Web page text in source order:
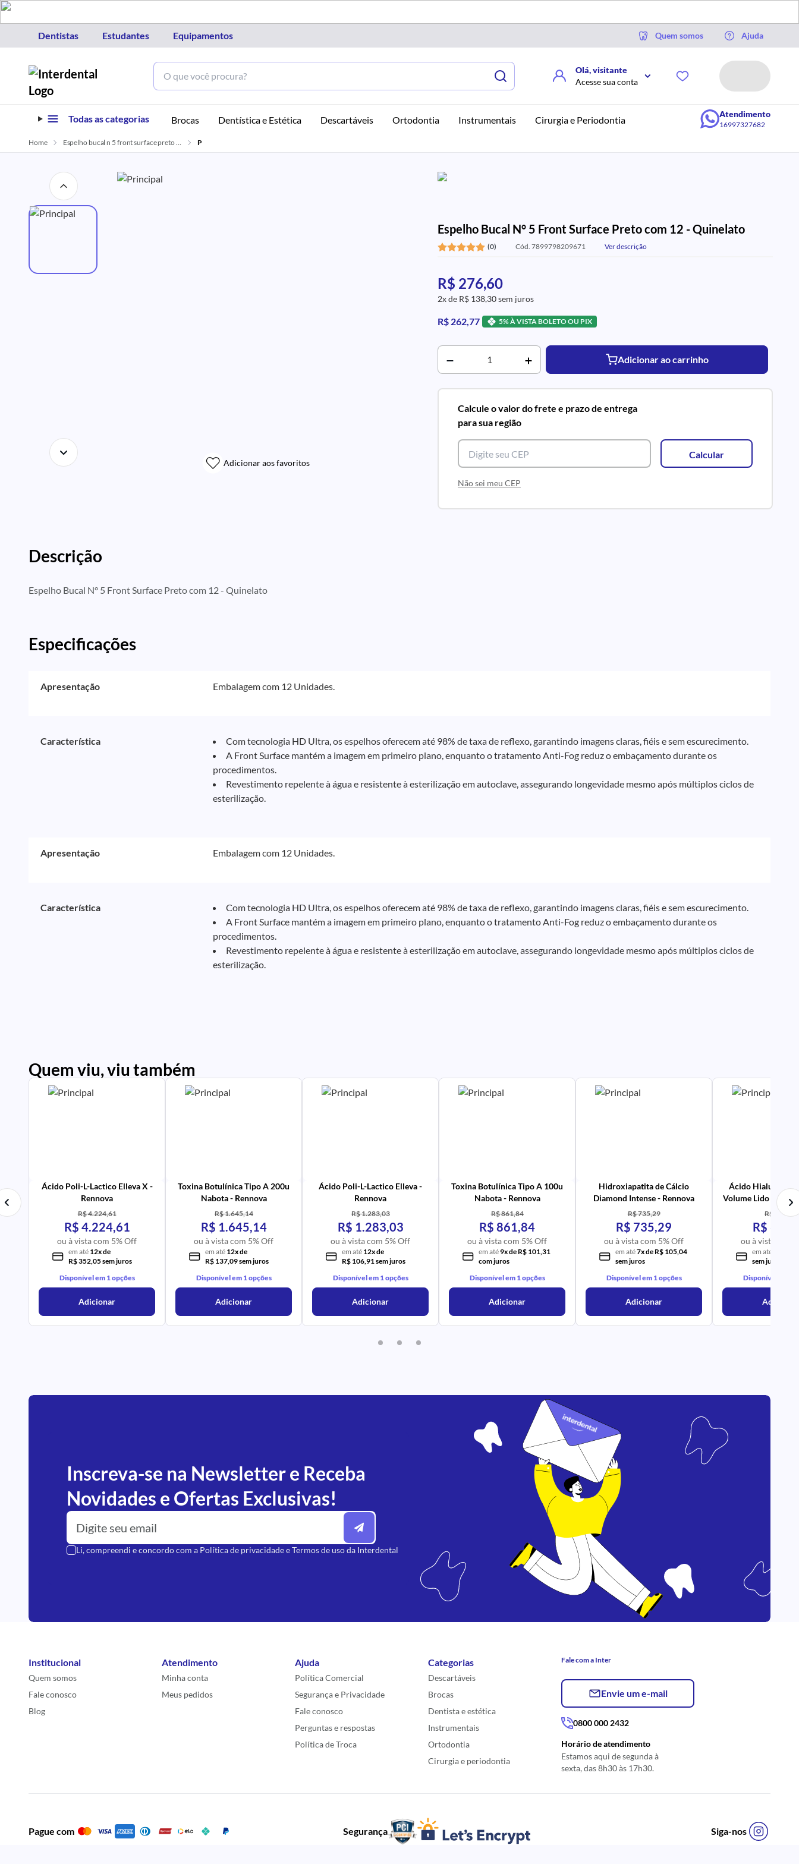
Dentistas Estudantes Equipamentos Quem somos Ajuda
Olá, visitante
Acesse sua conta
Todas as categorias Brocas Dentística e Estética Descartáveis Ortodontia Instrumentais Cirurgia e Periodontia
Atendimento
16997327682
Home
Espelho bucal n 5 front surface preto com 12 quinelato P
Adicionar aos favoritos
Espelho Bucal N° 5 Front Surface Preto com 12 - Quinelato
(0) Cód. 7899798209671 Ver descrição
R$ 276,60
2x de R$ 138,30 sem juros
R$ 262,77 5% À VISTA BOLETO OU PIX
Adicionar ao carrinho
Calcule o valor do frete e prazo de entrega
para sua região
Calcular
Não sei meu CEP
Descrição
Espelho Bucal N° 5 Front Surface Preto com 12 - Quinelato
Especificações
Apresentação Embalagem com 12 Unidades.
Característica
Com tecnologia HD Ultra, os espelhos oferecem até 98% de taxa de reflexo, garantindo imagens claras, fiéis e sem escurecimento.
A Front Surface mantém a imagem em primeiro plano, enquanto o tratamento Anti-Fog reduz o embaçamento durante os
procedimentos.
Revestimento repelente à água e resistente à esterilização em autoclave, assegurando longevidade mesmo após múltiplos ciclos de
esterilização.
Apresentação Embalagem com 12 Unidades.
Característica
Com tecnologia HD Ultra, os espelhos oferecem até 98% de taxa de reflexo, garantindo imagens claras, fiéis e sem escurecimento.
A Front Surface mantém a imagem em primeiro plano, enquanto o tratamento Anti-Fog reduz o embaçamento durante os
procedimentos.
Revestimento repelente à água e resistente à esterilização em autoclave, assegurando longevidade mesmo após múltiplos ciclos de
esterilização.
Quem viu, viu também
Ácido Poli-L-Lactico Elleva X -
Rennova
R$ 4.224,61
R$ 4.224,61
ou à vista com 5% Off
em até 12x de
R$ 352,05 sem juros
Disponível em 1 opções
Adicionar
Toxina Botulínica Tipo A 200u
Nabota - Rennova
R$ 1.645,14
R$ 1.645,14
ou à vista com 5% Off
em até 12x de
R$ 137,09 sem juros
Disponível em 1 opções
Adicionar
Ácido Poli-L-Lactico Elleva -
Rennova
R$ 1.283,03
R$ 1.283,03
ou à vista com 5% Off
em até 12x de
R$ 106,91 sem juros
Disponível em 1 opções
Adicionar
Toxina Botulínica Tipo A 100u
Nabota - Rennova
R$ 861,84
R$ 861,84
ou à vista com 5% Off
em até9x de R$ 101,31
com juros
Disponível em 1 opções
Adicionar
Hidroxiapatita de Cálcio
Diamond Intense - Rennova
R$ 735,29
R$ 735,29
ou à vista com 5% Off
em até7x de R$ 105,04
sem juros
Disponível em 1 opções
Adicionar
Ácido
Volume Lido com 1
- Rennova
R$ 622,40
R$
ou à vista com
em até
sem juros
Disponível em 1
Adicionar
Inscreva-se na Newsletter e Receba
Novidades e Ofertas Exclusivas!
Li, compreendi e concordo com a Política de privacidadeeTermos de usoda Interdental
Institucional
Quem somos
Fale conosco
Blog
Atendimento
Minha conta
Meus pedidos
Ajuda
Política Comercial
Segurança e Privacidade
Fale conosco
Perguntas e respostas
Política de Troca
Categorias
Descartáveis
Brocas
Dentista e estética
Instrumentais
Ortodontia
Cirurgia e periodontia
Fale com a Inter
Envie um e-mail
0800 000 2432
Horário de atendimento
Estamos aqui de segunda à
sexta, das 8h30 às 17h30.
Pague com Segurança Siga-nos